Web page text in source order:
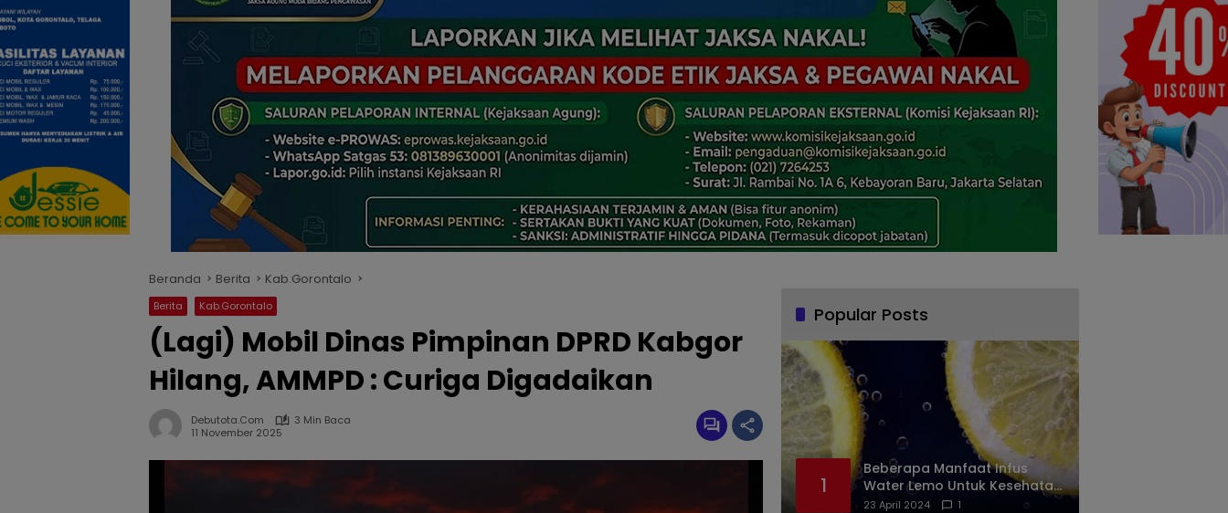
Beranda Berita Kab.Gorontalo
Berita Kab.Gorontalo
(Lagi) Mobil Dinas Pimpinan DPRD Kabgor
Hilang, AMMPD : Curiga Digadaikan
Debutota.com
3 Min Baca
11 November 2025
Popular Posts
1
Beberapa Manfaat Infus
Water Lemo Untuk Kesehatan
Anda
23 April 2024 1